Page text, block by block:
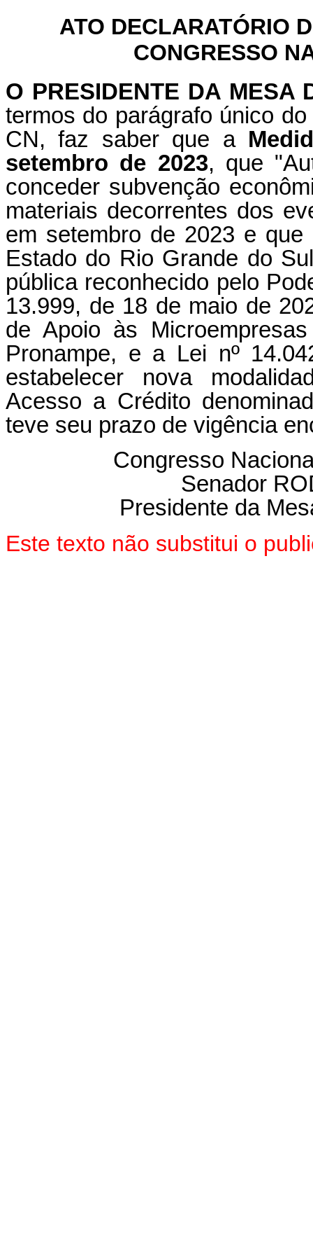
ATO DECLARATÓRIO
CONGRESSO
O PRESIDENTE DA MESA
termos do parágrafo único
CN, faz saber que a
setembro de 2023, que
conceder subvenção
materiais decorrentes dos
em setembro de 2023 e
Estado do Rio Grande do
pública reconhecido pelo
13.999, de 18 de maio de
de Apoio às
Pronampe, e a Lei nº
estabelecer nova
Acesso a Crédito
teve seu prazo de vigência
Congresso
Senador
Presidente da
Este texto não substitui o